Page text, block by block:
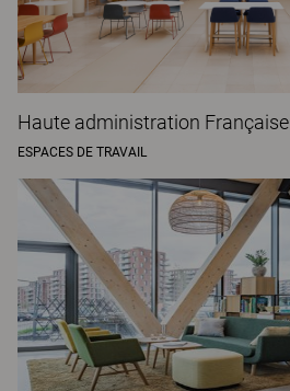
Haute administration Française
ESPACES DE TRAVAIL